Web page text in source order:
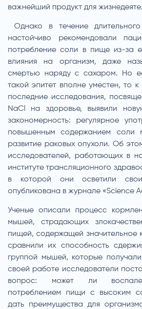
важнейший продукт для
Однако в течение
настойчиво рекомендовали
потребление соли в пище из-за
влияния на организм, даже
смертью наряду с сахаром. Но
такой эпитет вполне уместен, то
последние исследования,
NaCl на здоровье, выявили
закономерность: регулярное
повышенным содержанием соли
развитие раковых опухоли. Об
исследователей, работающих в
институте трансляционного
в которой они осветили
опубликована в журнале «Science
Ученые описали процесс
мышей, страдающих
пищей, содержащей значительное
сравнили их способность
группой мышей, которые
своей работе исследователи
вопрос: может ли
потреблением пищи с высоким
дать преимущества для